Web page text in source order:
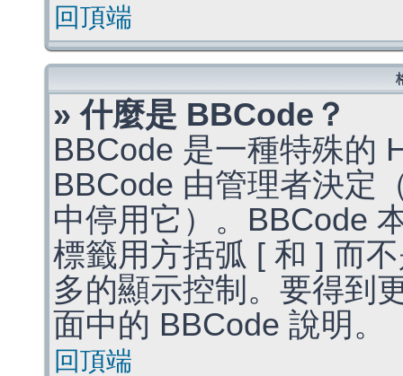
回頂端
» 什麼是 BBCode？
BBCode 是一種特殊的
BBCode 由管理者決定
中停用它）。BBCode
標籤用方括弧 [ 和 ] 而
多的顯示控制。要得到
面中的 BBCode 說明。
回頂端